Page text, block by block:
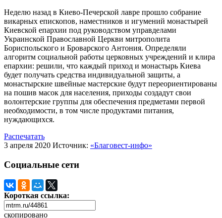
Неделю назад в Киево-Печерской лавре прошло собрание
викарных епископов, наместников и игумений монастырей
Киевской епархии под руководством управделами
Украинской Православной Церкви митрополита
Бориспольского и Броварского Антония. Определяли
алгоритм социальной работы церковных учреждений и клира
епархии: решили, что каждый приход и монастырь Киева
будет получать средства индивидуальной защиты, а
монастырские швейные мастерские будут переориентированы
на пошив масок для населения, приходы создадут свои
волонтерские группы для обеспечения предметами первой
необходимости, в том числе продуктами питания,
нуждающихся.
Распечатать
3 апреля 2020 Источник: «Благовест-инфо»
Социальные сети
Короткая ссылка:
скопировано